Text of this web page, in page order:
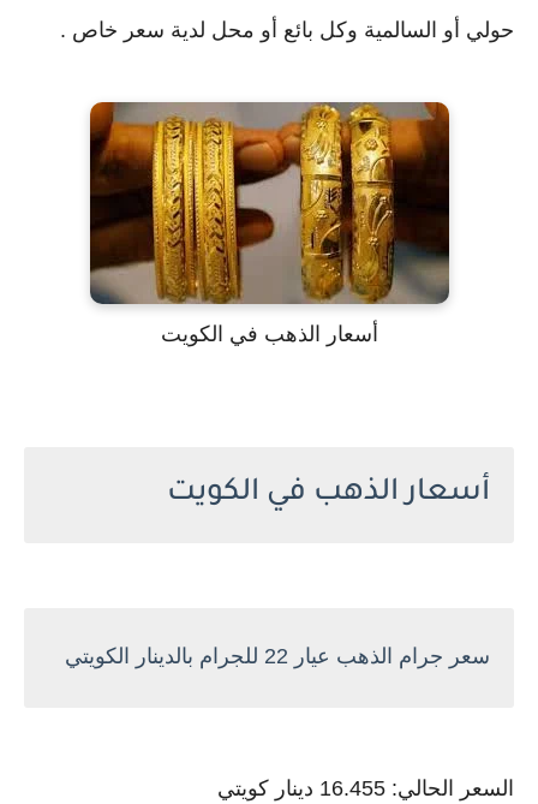
حولي أو السالمية وكل بائع أو محل لدية سعر خاص .
أسعار الذهب في الكويت
أسعار الذهب في الكويت
سعر جرام الذهب عيار 22 للجرام بالدينار الكويتي
السعر الحالي: 16.455 دينار كويتي